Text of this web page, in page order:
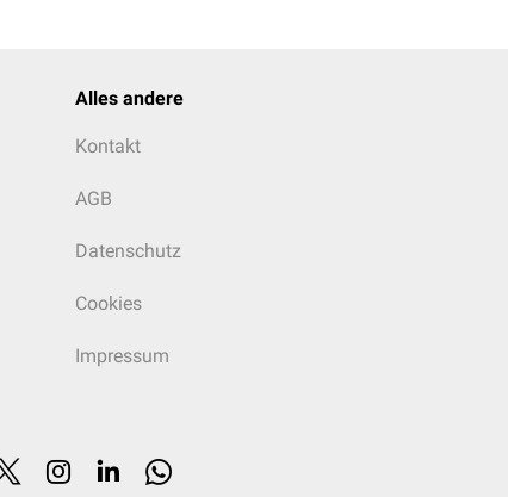
Alles andere
Kontakt
AGB
Datenschutz
Cookies
Impressum